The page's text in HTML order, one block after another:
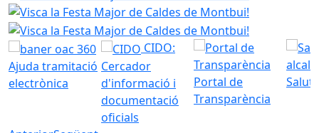
Ajuda tramitació
electrònica
CIDO:
Cercador
d'informació i
documentació
oficials
Portal de
Transparència